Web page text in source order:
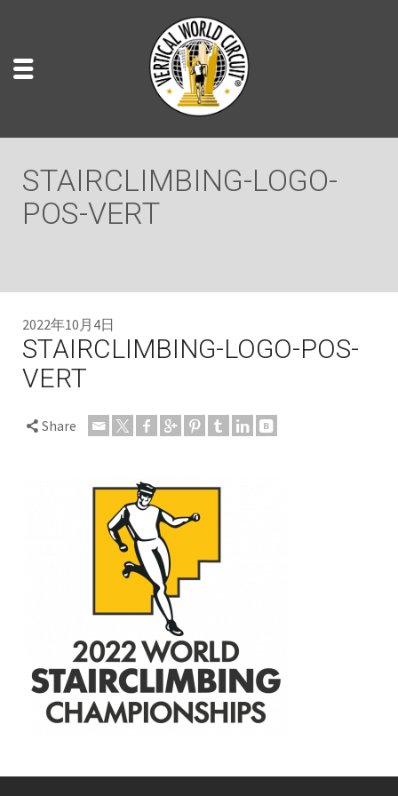
STAIRCLIMBING-LOGO-
POS-VERT
2022年10月4日
STAIRCLIMBING-LOGO-POS-
VERT
Share